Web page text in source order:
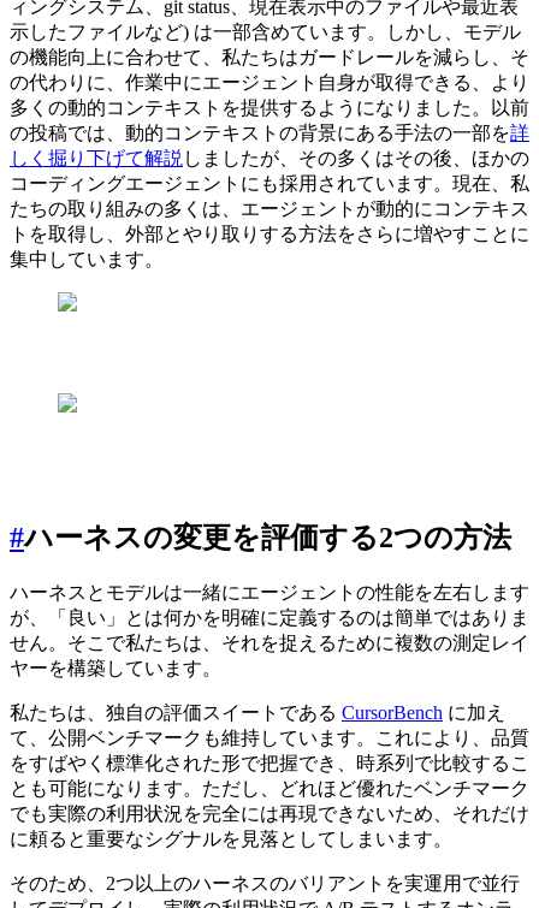
ィングシステム、git status、現在表示中のファイルや最近表
示したファイルなど) は一部含めています。しかし、モデル
の機能向上に合わせて、私たちはガードレールを減らし、そ
の代わりに、作業中にエージェント自身が取得できる、より
多くの動的コンテキストを提供するようになりました。以前
の投稿では、動的コンテキストの背景にある手法の一部を詳
しく掘り下げて解説 しましたが、その多くはその後、ほかの
コーディングエージェントにも採用されています。現在、私
たちの取り組みの多くは、エージェントが動的にコンテキス
トを取得し、外部とやり取りする方法をさらに増やすことに
集中しています。
#ハーネスの変更を評価する2つの方法
ハーネスとモデルは一緒にエージェントの性能を左右します
が、「良い」とは何かを明確に定義するのは簡単ではありま
せん。そこで私たちは、それを捉えるために複数の測定レイ
ヤーを構築しています。
私たちは、独自の評価スイートである CursorBench に加え
て、公開ベンチマークも維持しています。これにより、品質
をすばやく標準化された形で把握でき、時系列で比較するこ
とも可能になります。ただし、どれほど優れたベンチマーク
でも実際の利用状況を完全には再現できないため、それだけ
に頼ると重要なシグナルを見落としてしまいます。
そのため、2つ以上のハーネスのバリアントを実運用で並行